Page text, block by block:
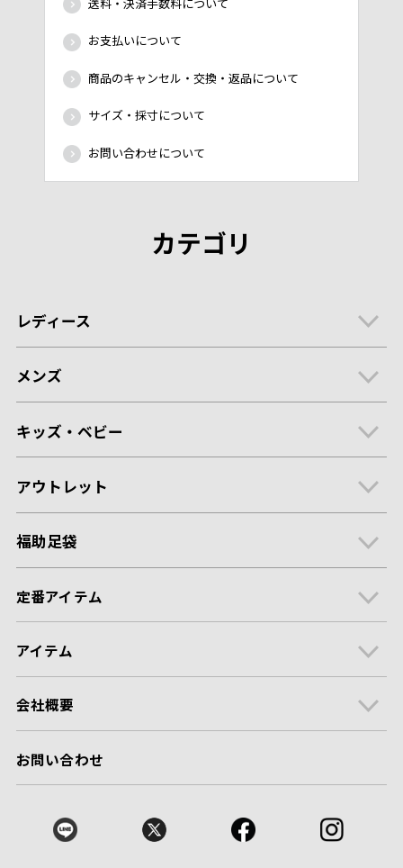
お支払いについて
商品のキャンセル・交換・返品について
サイズ・採寸について
お問い合わせについて
カテゴリ
レディース
メンズ
キッズ・ベビー
アウトレット
福助足袋
定番アイテム
アイテム
会社概要
お問い合わせ